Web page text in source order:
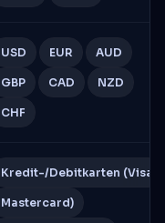
USD EUR AUD
GBP CAD NZD
CHF
Kredit-/Debitkarten (Visa
Mastercard)